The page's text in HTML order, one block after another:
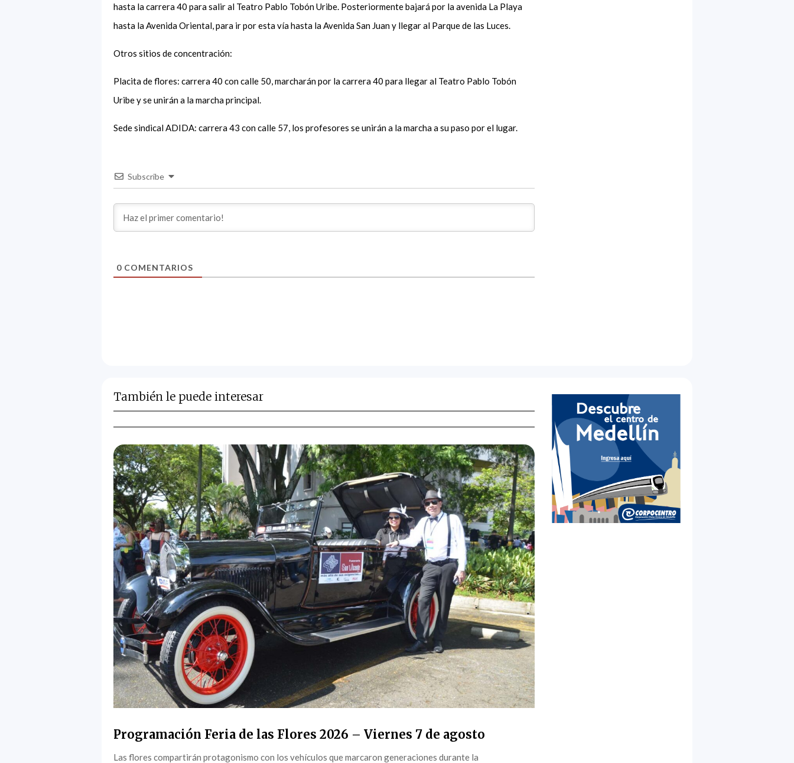
hasta la carrera 40 para salir al Teatro Pablo Tobón Uribe. Posteriormente bajará por la avenida La Playa
hasta la Avenida Oriental, para ir por esta vía hasta la Avenida San Juan y llegar al Parque de las Luces.
Otros sitios de concentración:
Placita de flores: carrera 40 con calle 50, marcharán por la carrera 40 para llegar al Teatro Pablo Tobón
Uribe y se unirán a la marcha principal.
Sede sindical ADIDA: carrera 43 con calle 57, los profesores se unirán a la marcha a su paso por el lugar.
Subscribe
0 COMENTARIOS
También le puede interesar
Programación Feria de las Flores 2026 – Viernes 7 de agosto
Las flores compartirán protagonismo con los vehículos que marcaron generaciones durante la